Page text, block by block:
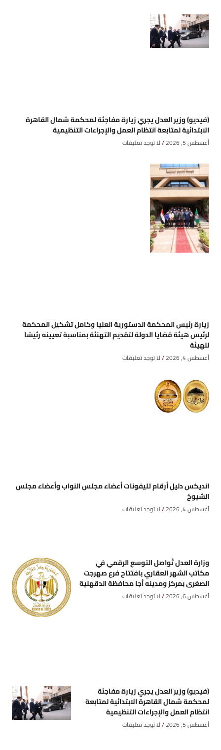
(فيديو) وزير العدل يجري زيارة مفاجئة لمحكمة شمال القاهرة
الابتدائية لمتابعة انتظام العمل والإجراءات التنظيمية
أغسطس 5, 2026 لا توجد تعليقات
زيارة رئيس المحكمة الدستورية العليا وكامل تشكيل المحكمة
لرئيس هيئة قضايا الدولة لتقديم التهنئة بمناسبة تعيينه رئيسًا
للهيئة
أغسطس 4, 2026 لا توجد تعليقات
انديكس دليل أرقام تليفونات أعضاء مجلس النواب وأعضاء مجلس
الشيوخ
أغسطس 4, 2026 لا توجد تعليقات
وزارة العدل تُواصل التوسع الرقمي في
مكاتب الشهر العقاري بافتتاح فرع صهرجت
الصغرى بمركز ومدينه أجا محافظة الدقهلية
أغسطس 6, 2026 لا توجد تعليقات
(فيديو) وزير العدل يجري زيارة مفاجئة
لمحكمة شمال القاهرة الابتدائية لمتابعة
انتظام العمل والإجراءات التنظيمية
أغسطس 5, 2026 لا توجد تعليقات